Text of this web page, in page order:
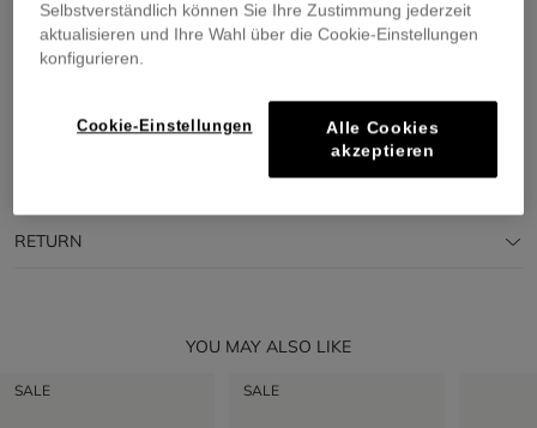
DESCRIPTION
TRACEABILITY
RETURN
YOU MAY ALSO LIKE
SALE SALE
Selbstverständlich können Sie Ihre Zustimmung jederzeit
aktualisieren und Ihre Wahl über die Cookie-Einstellungen
konfigurieren.
Cookie-Einstellungen
Alle Cookies
akzeptieren